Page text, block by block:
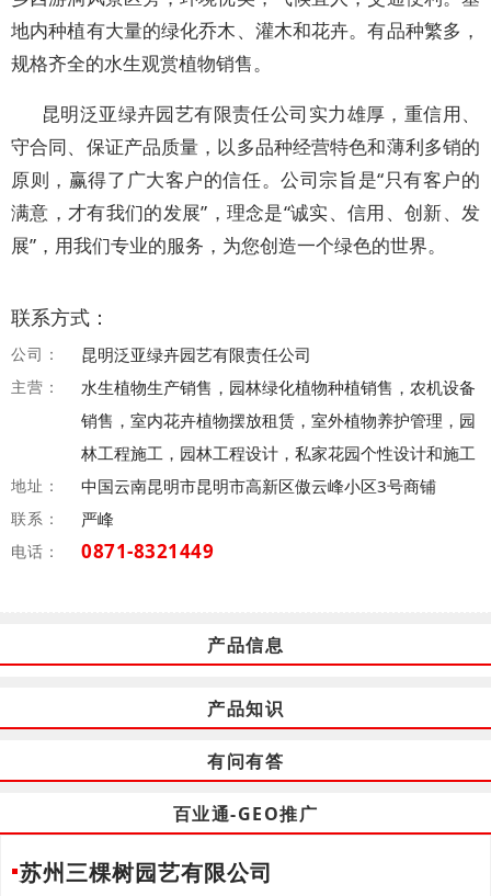
地内种植有大量的绿化乔木、灌木和花卉。有品种繁多，
规格齐全的水生观赏植物销售。
昆明泛亚绿卉园艺有限责任公司实力雄厚，重信用、
守合同、保证产品质量，以多品种经营特色和薄利多销的
原则，赢得了广大客户的信任。公司宗旨是“只有客户的
满意，才有我们的发展”，理念是“诚实、信用、创新、发
展”，用我们专业的服务，为您创造一个绿色的世界。
联系方式：
公司： 昆明泛亚绿卉园艺有限责任公司
主营：
水生植物生产销售，园林绿化植物种植销售，农机设备
销售，室内花卉植物摆放租赁，室外植物养护管理，园
林工程施工，园林工程设计，私家花园个性设计和施工
地址： 中国云南昆明市昆明市高新区傲云峰小区3号商铺
联系： 严峰
电话： 0871-8321449
产品信息
产品知识
有问有答
百业通-GEO推广
苏州三棵树园艺有限公司